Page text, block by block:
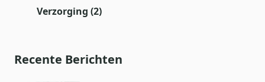
Verzorging (2)
Recente Berichten